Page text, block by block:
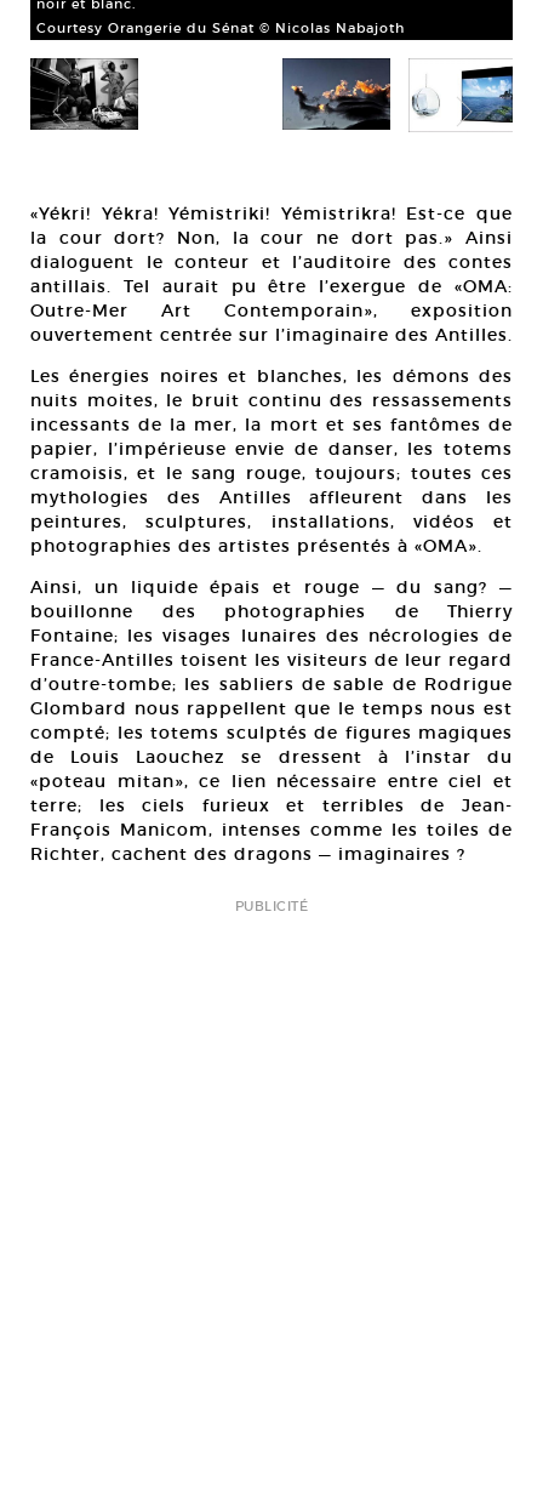
Courtesy Orangerie du Sénat © Nicolas Nabajoth
«Yékri! Yékra! Yémistriki! Yémistrikra! Est-ce que
la cour dort? Non, la cour ne dort pas.» Ainsi
dialoguent le conteur et l’auditoire des contes
antillais. Tel aurait pu être l’exergue de «OMA:
Outre-Mer Art Contemporain», exposition
ouvertement centrée sur l’imaginaire des Antilles.
Les énergies noires et blanches, les démons des
nuits moites, le bruit continu des ressassements
incessants de la mer, la mort et ses fantômes de
papier, l’impérieuse envie de danser, les totems
cramoisis, et le sang rouge, toujours; toutes ces
mythologies des Antilles affleurent dans les
peintures, sculptures, installations, vidéos et
photographies des artistes présentés à «OMA».
Ainsi, un liquide épais et rouge — du sang? —
bouillonne des photographies de Thierry
Fontaine; les visages lunaires des nécrologies de
France-Antilles toisent les visiteurs de leur regard
d’outre-tombe; les sabliers de sable de Rodrigue
Glombard nous rappellent que le temps nous est
compté; les totems sculptés de figures magiques
de Louis Laouchez se dressent à l’instar du
«poteau mitan», ce lien nécessaire entre ciel et
terre; les ciels furieux et terribles de Jean-
François Manicom, intenses comme les toiles de
Richter, cachent des dragons — imaginaires ?
PUBLICITÉ